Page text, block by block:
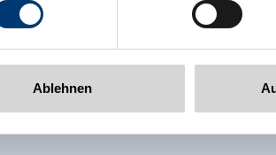
Ablehnen
🐈Parkplatz